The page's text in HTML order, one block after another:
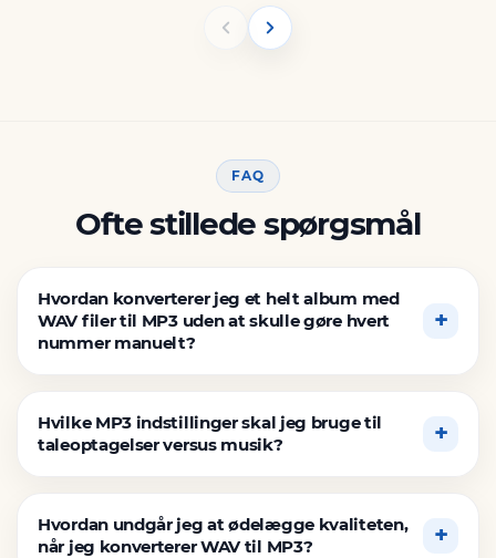
FAQ
Ofte stillede spørgsmål
Hvordan konverterer jeg et helt album med
WAV filer til MP3 uden at skulle gøre hvert
nummer manuelt?
Hvilke MP3 indstillinger skal jeg bruge til
taleoptagelser versus musik?
Hvordan undgår jeg at ødelægge kvaliteten,
når jeg konverterer WAV til MP3?